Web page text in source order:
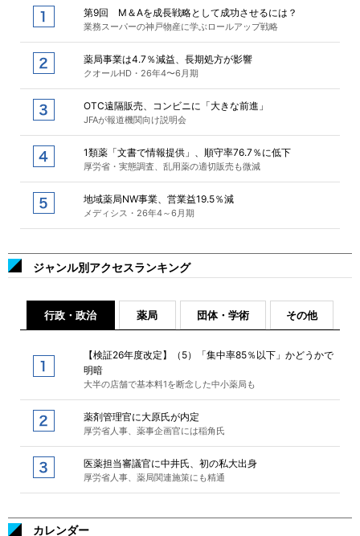
第9回 M＆Aを成長戦略として成功させるには？
業務スーパーの神戸物産に学ぶロールアップ戦略
薬局事業は4.7％減益、長期処方が影響
クオールHD・26年4〜6月期
OTC遠隔販売、コンビニに「大きな前進」
JFAが報道機関向け説明会
1類薬「文書で情報提供」、順守率76.7％に低下
厚労省・実態調査、乱用薬の適切販売も微減
地域薬局NW事業、営業益19.5％減
メディシス・26年4～6月期
ジャンル別アクセスランキング
行政・政治 薬局 団体・学術 その他
【検証26年度改定】（5）「集中率85％以下」かどうかで
明暗
大半の店舗で基本料1を断念した中小薬局も
薬剤管理官に大原氏が内定
厚労省人事、薬事企画官には稲角氏
医薬担当審議官に中井氏、初の私大出身
厚労省人事、薬局関連施策にも精通
カレンダー